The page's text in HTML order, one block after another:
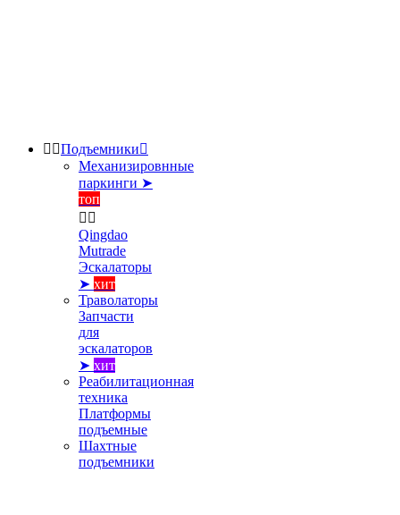
 Подъемники
Механизировнные
паркинги ➤
топ
 
Qingdao
Mutrade
Эскалаторы
➤ хит
Траволаторы
Запчасти
для
эскалаторов
➤ хит
Реабилитационная
техника
Платформы
подъемные
Шахтные
подъемники